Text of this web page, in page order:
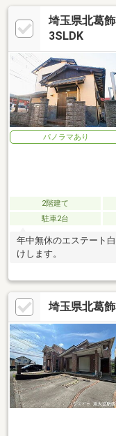
埼玉県北葛
3SLDK
パノラマあり
2階建て
駐車2台
年中無休のエステート
けします。
埼玉県北葛